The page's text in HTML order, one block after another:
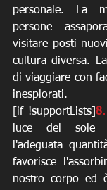
personale. La
persone
visitare posti
cultura diversa.
di viaggiare con
inesplorati.
[if !supportLists]
luce del sole
l'adeguata
favorisce
nostro corpo ed